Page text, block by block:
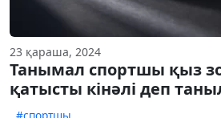
23 қараша, 2024
Танымал спортшы қыз
қатысты кінәлі деп